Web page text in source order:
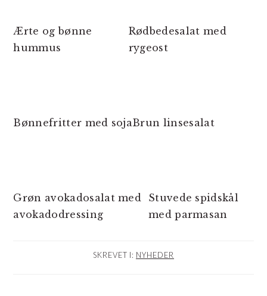
Ærte og bønne
hummus
Rødbedesalat med
rygeost
Bønnefritter med sojaBrun linsesalat
Grøn avokadosalat med
avokadodressing
Stuvede spidskål
med parmasan
SKREVET I: NYHEDER